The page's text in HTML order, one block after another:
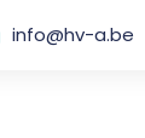
info@hv-a.be